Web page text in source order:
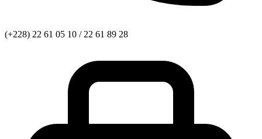
(+228) 22 61 05 10 / 22 61 89 28